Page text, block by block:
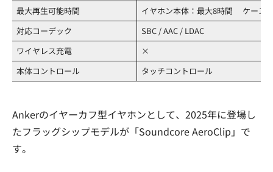
最大再生可能時間
イヤホン本体：最大8時間 ケース
対応コーデック
SBC / AAC / LDAC
ワイヤレス充電
×
本体コントロール
タッチコントロール
Ankerのイヤーカフ型イヤホンとして、2025年に登場し
たフラッグシップモデルが「Soundcore AeroClip」で
す。